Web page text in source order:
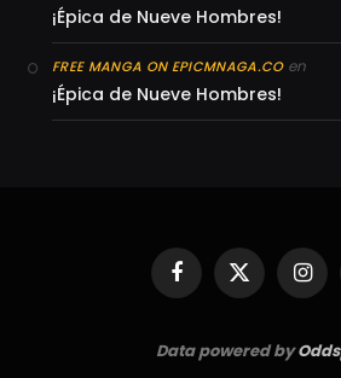
¡Épica de Nueve Hombres!
FREE MANGA ON EPICMNAGA.COen
¡Épica de Nueve Hombres!
Facebook
X
(Twitter)
Data powered by